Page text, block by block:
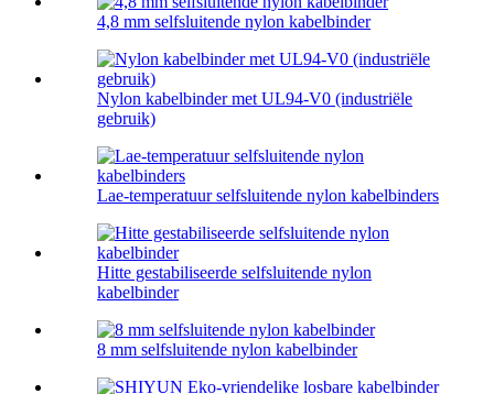
4,8 mm selfsluitende nylon kabelbinder
Nylon kabelbinder met UL94-V0 (industriële
gebruik)
Lae-temperatuur selfsluitende nylon kabelbinders
Hitte gestabiliseerde selfsluitende nylon
kabelbinder
8 mm selfsluitende nylon kabelbinder